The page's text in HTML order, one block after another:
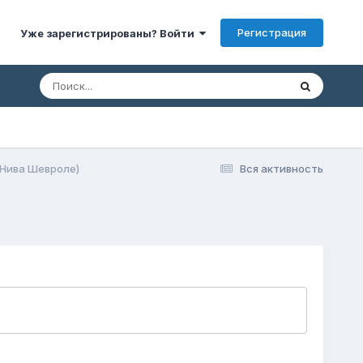
Уже зарегистрированы? Войти Регистрация
Вся активность
Шевроле)